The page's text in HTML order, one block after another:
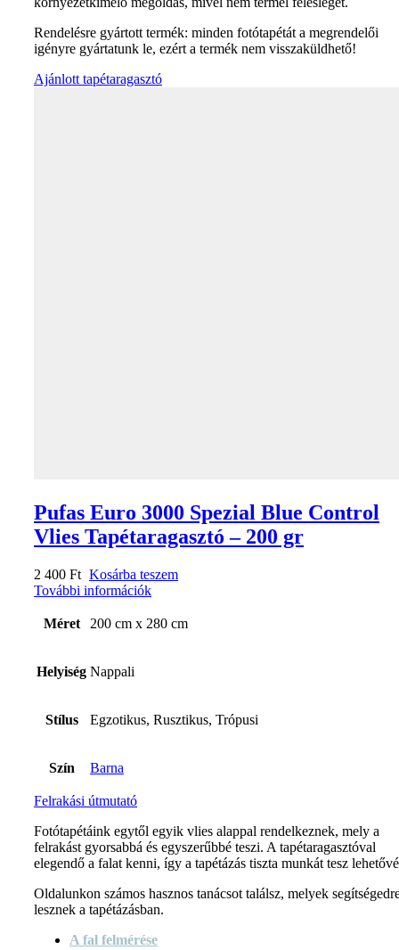
Rendelésre gyártott termék: minden fotótapétát a megrendelői
igényre gyártatunk le, ezért a termék nem visszaküldhető!
Ajánlott tapétaragasztó
Pufas Euro 3000 Spezial Blue Control
Vlies Tapétaragasztó – 200 gr
2 400 Ft Kosárba teszem
További információk
Méret 200 cm x 280 cm
Helyiség Nappali
Stílus Egzotikus, Rusztikus, Trópusi
Szín Barna
Felrakási útmutató
Fotótapétáink egytől egyik vlies alappal rendelkeznek, mely a
felrakást gyorsabbá és egyszerűbbé teszi. A tapétaragasztóval
elegendő a falat kenni, így a tapétázás tiszta munkát tesz
Oldalunkon számos hasznos tanácsot találsz, melyek
lesznek a tapétázásban.
A fal felmérése